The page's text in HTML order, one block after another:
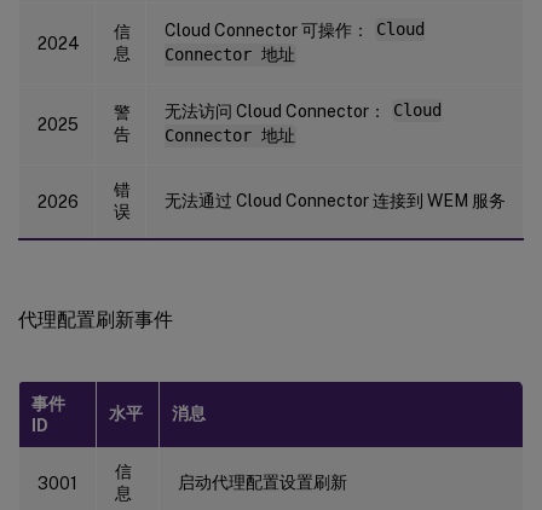
2024
信
息
Cloud Connector 可操作：
Cloud
Connector 地址
2025
警
告
无法访问 Cloud Connector：
Cloud
Connector 地址
2026
错
误
无法通过 Cloud Connector 连接到 WEM 服务
代理配置刷新事件
事件
ID
水平 消息
3001
信
息
启动代理配置设置刷新